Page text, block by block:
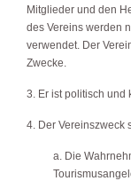
Mitglieder und den
des Vereins werden
verwendet. Der
Zwecke.
3. Er ist politisch und
4. Der Vereinszweck
a. Die